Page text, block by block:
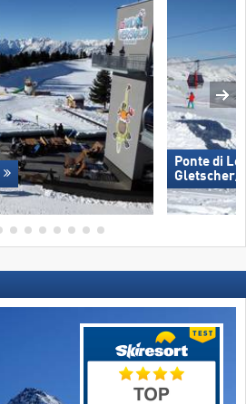
Ponte di
Gletscher/​